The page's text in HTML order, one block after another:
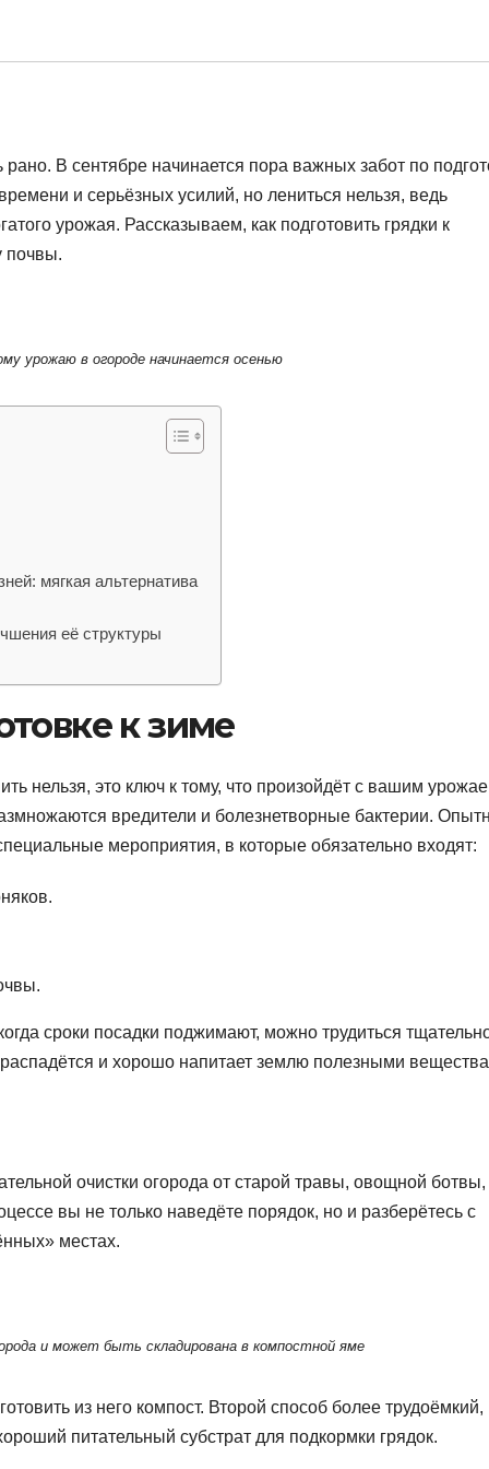
В сентябре начинается пора важных забот по
и серьёзных усилий, но лениться нельзя, ведь
урожая. Рассказываем, как подготовить грядки к
почвы.
урожаю в огороде начинается осенью
мягкая альтернатива
её структуры
к зиме
нельзя, это ключ к тому, что произойдёт с вашим
вредители и болезнетворные бактерии.
мероприятия, в которые обязательно входят:
сроки посадки поджимают, можно трудиться
и хорошо напитает землю полезными
очистки огорода от старой травы, овощной ботвы,
вы не только наведёте порядок, но и разберётесь с
местах.
и может быть складирована в компостной яме
из него компост. Второй способ более трудоёмкий,
питательный субстрат для подкормки грядок.